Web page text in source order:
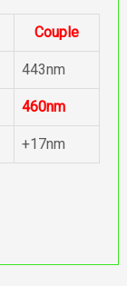
Couple
443nm
460nm
+17nm